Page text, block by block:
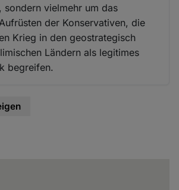
sondern vielmehr um das
der Konservativen, die
Krieg in den geostrategisch
Ländern als legitimes
begreifen.